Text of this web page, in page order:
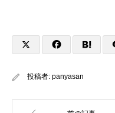
投稿者: panyasan